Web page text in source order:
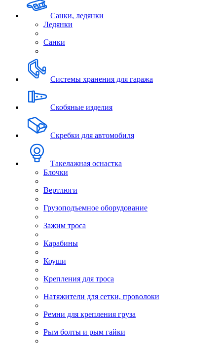
Санки, ледянки
Ледянки
Санки
Системы хранения для гаража
Скобяные изделия
Скребки для автомобиля
Такелажная оснастка
Блочки
Вертлюги
Грузоподъемное оборудование
Зажим троса
Карабины
Коуши
Крепления для троса
Натяжители для сетки, проволоки
Ремни для крепления груза
Рым болты и рым гайки